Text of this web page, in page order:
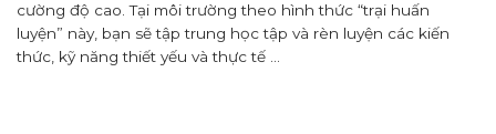
cường độ cao. Tại môi trường theo hình thức “trại huấn
luyện” này, bạn sẽ tập trung học tập và rèn luyện các kiến
thức, kỹ năng thiết yếu và thực tế ...